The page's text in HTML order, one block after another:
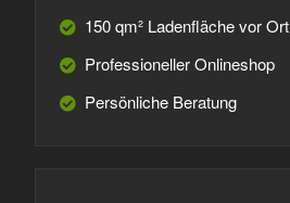
150 qm² Ladenfläche vor Ort
Professioneller Onlineshop
Persönliche Beratung